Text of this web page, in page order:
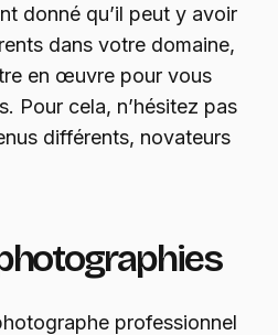
donné qu’il peut y avoir
dans votre domaine,
en œuvre pour vous
Pour cela, n’hésitez pas
différents, novateurs
professionnel